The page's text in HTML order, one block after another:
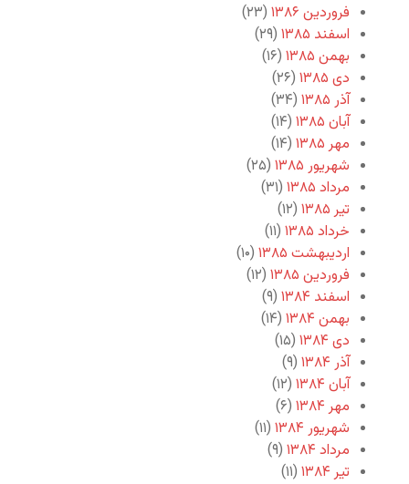
فروردین ۱۳۸۶
(۲۳)
اسفند ۱۳۸۵
(۲۹)
بهمن ۱۳۸۵
(۱۶)
دی ۱۳۸۵
(۲۶)
آذر ۱۳۸۵
(۳۴)
آبان ۱۳۸۵
(۱۴)
مهر ۱۳۸۵
(۱۴)
شهریور ۱۳۸۵
(۲۵)
مرداد ۱۳۸۵
(۳۱)
تیر ۱۳۸۵
(۱۲)
خرداد ۱۳۸۵
(۱۱)
اردیبهشت ۱۳۸۵
(۱۰)
فروردین ۱۳۸۵
(۱۲)
اسفند ۱۳۸۴
(۹)
بهمن ۱۳۸۴
(۱۴)
دی ۱۳۸۴
(۱۵)
آذر ۱۳۸۴
(۹)
آبان ۱۳۸۴
(۱۲)
مهر ۱۳۸۴
(۶)
شهریور ۱۳۸۴
(۱۱)
مرداد ۱۳۸۴
(۹)
تیر ۱۳۸۴
(۱۱)